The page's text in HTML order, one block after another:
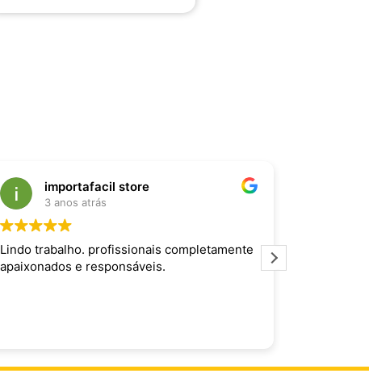
importafacil store
3 anos atrás
Lindo trabalho. profissionais completamente
apaixonados e responsáveis.